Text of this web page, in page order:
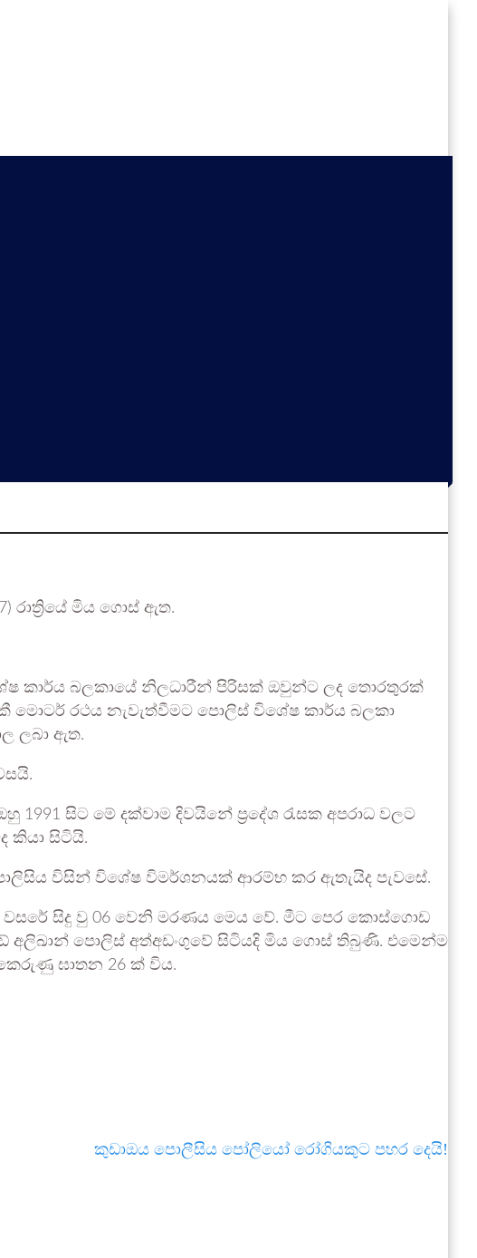
මිය ගොස් ඇත.
කාර්ය බලකායේ නිලධාරීන් පිරිසක් ඔවුන්ට ලද තොරතුරක්
මොටර් රථය නැවැත්වීමට පොලිස් විශේෂ කාර්ය බලකා
ලබා ඇත.
සිට මේ දක්වාම දිවයිනේ ප්‍රදේශ රැසක අපරාධ වලට
කියා සිටියි.
විසින් විශේෂ විමර්ශනයක් ආරම්භ කර ඇතැයිද පැවසේ.
සිදු වු 06 වෙනි මරණය මෙය වේ. මීට පෙර කොස්ගොඩ
අලිඛාන් පොලිස් අත්අඩංගුවේ සිටියදි මිය ගොස් තිබුණි. එමෙන්ම
ඝාතන 26 ක් විය.
කුඩාඔය පොලීසිය පෝලියෝ රෝගියකුට පහර දෙයි!